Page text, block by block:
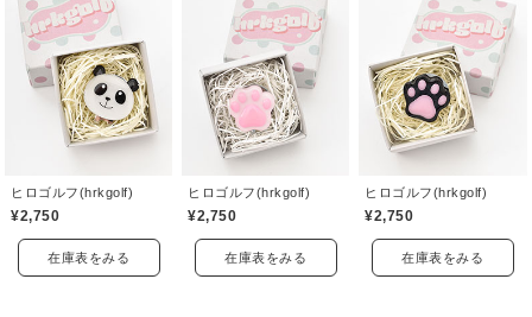
ヒロゴルフ(hrkgolf)
¥2,750
在庫表をみる
ヒロゴルフ(hrkgolf)
¥2,750
在庫表をみる
ヒロゴルフ(hrkgolf)
¥2,750
在庫表をみる